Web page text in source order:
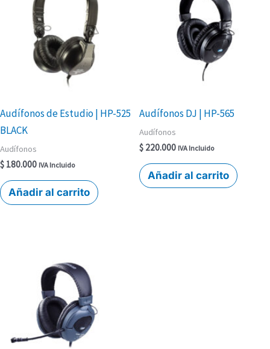
Audífonos de Estudio | HP-525
BLACK
Audífonos
$ 180.000 IVA Incluido
Añadir al carrito
Audífonos DJ | HP-565
Audífonos
$ 220.000 IVA Incluido
Añadir al carrito